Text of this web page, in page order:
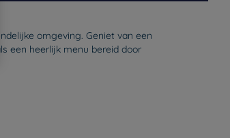
omgeving. Geniet van een
een heerlijk menu bereid door